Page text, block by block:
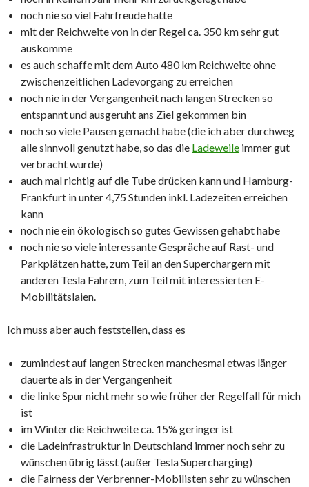
noch nie so viel Fahrfreude hatte
mit der Reichweite von in der Regel ca. 350 km sehr gut
auskomme
es auch schaffe mit dem Auto 480 km Reichweite ohne
zwischenzeitlichen Ladevorgang zu erreichen
noch nie in der Vergangenheit nach langen Strecken so
entspannt und ausgeruht ans Ziel gekommen bin
noch so viele Pausen gemacht habe (die ich aber durchweg
alle sinnvoll genutzt habe, so das die Ladeweile immer gut
verbracht wurde)
auch mal richtig auf die Tube drücken kann und Hamburg-
Frankfurt in unter 4,75 Stunden inkl. Ladezeiten erreichen
kann
noch nie ein ökologisch so gutes Gewissen gehabt habe
noch nie so viele interessante Gespräche auf Rast- und
Parkplätzen hatte, zum Teil an den Superchargern mit
anderen Tesla Fahrern, zum Teil mit interessierten E-
Mobilitätslaien.
Ich muss aber auch feststellen, dass es
zumindest auf langen Strecken manchesmal etwas länger
dauerte als in der Vergangenheit
die linke Spur nicht mehr so wie früher der Regelfall für mich
ist
im Winter die Reichweite ca. 15% geringer ist
die Ladeinfrastruktur in Deutschland immer noch sehr zu
wünschen übrig lässt (außer Tesla Supercharging)
die Fairness der Verbrenner-Mobilisten sehr zu wünschen